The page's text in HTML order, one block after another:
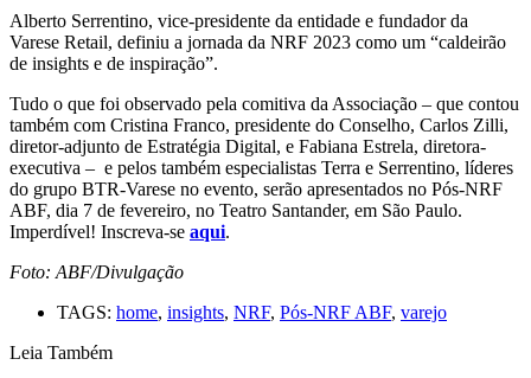
Alberto Serrentino, vice-presidente da entidade e fundador da
Varese Retail, definiu a jornada da NRF 2023 como um “caldeirão
de insights e de inspiração”.
Tudo o que foi observado pela comitiva da Associação – que contou
também com Cristina Franco, presidente do Conselho, Carlos Zilli,
diretor-adjunto de Estratégia Digital, e Fabiana Estrela, diretora-
executiva – e pelos também especialistas Terra e Serrentino, líderes
do grupo BTR-Varese no evento, serão apresentados no Pós-NRF
ABF, dia 7 de fevereiro, no Teatro Santander, em São Paulo.
Imperdível! Inscreva-se aqui.
Foto: ABF/Divulgação
TAGS: home, insights, NRF, Pós-NRF ABF, varejo
Leia Também